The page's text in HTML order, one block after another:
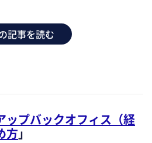
記事を読む
ップバックオフィス（経
方」